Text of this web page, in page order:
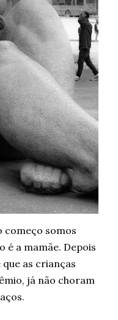
começo somos
é a mamãe. Depois
as crianças
já não choram